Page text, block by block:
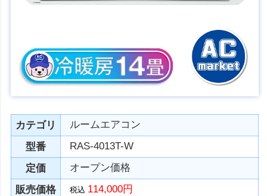
カテゴリ
ルームエアコン
型番
RAS-4013T-W
定価
オープン価格
販売価格
税込 114,000円